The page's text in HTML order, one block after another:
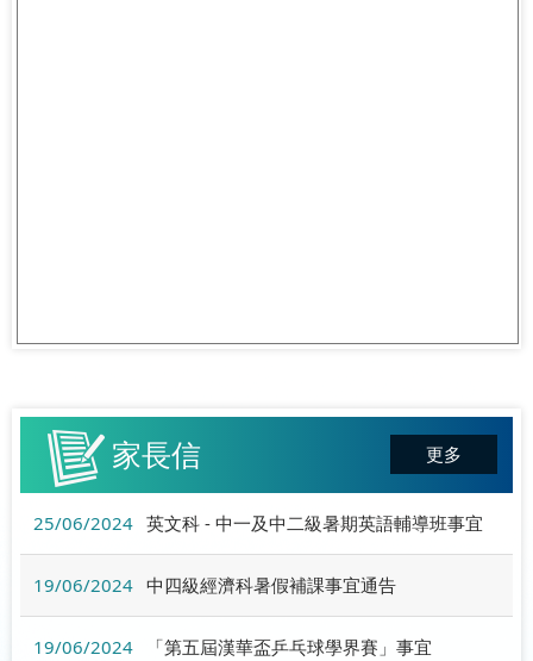
更多
家長信
25/06/2024 英文科 - 中一及中二級暑期英語輔導班事宜
19/06/2024 中四級經濟科暑假補課事宜通告
19/06/2024 「第五屆漢華盃乒乓球學界賽」事宜